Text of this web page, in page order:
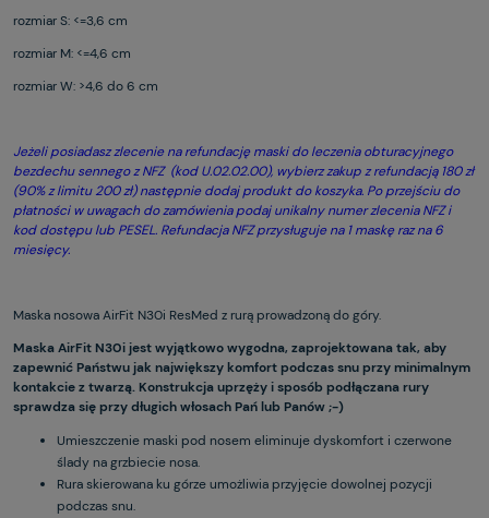
rozmiar S: <=3,6 cm
rozmiar M: <=4,6 cm
rozmiar W: >4,6 do 6 cm
Jeżeli posiadasz zlecenie na refundację maski do leczenia obturacyjnego
bezdechu sennego z NFZ (kod U.02.02.00), wybierz zakup z refundacją 180 zł
(90% z limitu 200 zł) następnie dodaj produkt do koszyka. Po przejściu do
płatności w uwagach do zamówienia podaj unikalny numer zlecenia NFZ i
kod dostępu lub PESEL. Refundacja NFZ przysługuje na 1 maskę raz na 6
miesięcy.
Maska nosowa AirFit N30i ResMed z rurą prowadzoną do góry.
Maska AirFit N30i jest wyjątkowo wygodna, zaprojektowana tak, aby
zapewnić Państwu jak największy komfort podczas snu przy minimalnym
kontakcie z twarzą. Konstrukcja uprzęży i sposób podłączana rury
sprawdza się przy długich włosach Pań lub Panów ;-)
Umieszczenie maski pod nosem eliminuje dyskomfort i czerwone
ślady na grzbiecie nosa.
Rura skierowana ku górze umożliwia przyjęcie dowolnej pozycji
podczas snu.